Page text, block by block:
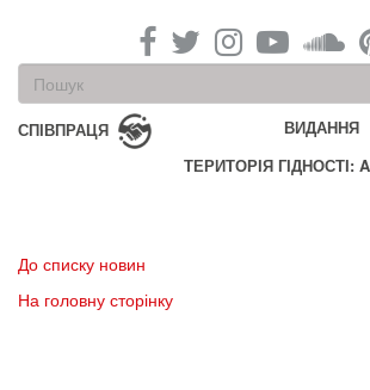
Пошукова
форма
Пошук
СПІВПРАЦЯ
ВИДАННЯ
ТЕРИТОРІЯ ГІДНОСТІ:
До списку новин
На головну сторінку